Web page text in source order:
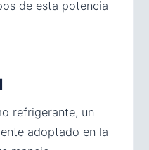
de esta potencia
refrigerante, un
adoptado en la